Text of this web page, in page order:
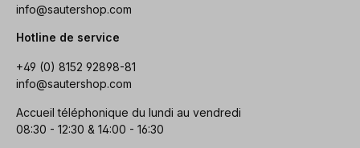
info@sautershop.com
Hotline de service
+49 (0) 8152 92898-81
info@sautershop.com
Accueil téléphonique du lundi au vendredi
08:30 - 12:30 & 14:00 - 16:30